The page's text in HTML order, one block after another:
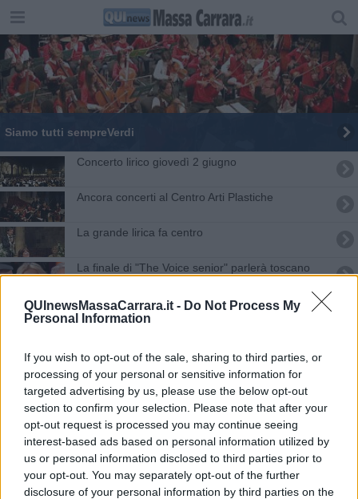
QUInewsMassaCarrara.it - Do Not Process My
Personal Information
If you wish to opt-out of the sale, sharing to third parties, or
processing of your personal or sensitive information for
targeted advertising by us, please use the below opt-out
section to confirm your selection. Please note that after your
opt-out request is processed you may continue seeing
interest-based ads based on personal information utilized by
us or personal information disclosed to third parties prior to
your opt-out. You may separately opt-out of the further
disclosure of your personal information by third parties on the
​Siamo tutti sempreVerdi
​Concerto lirico giovedì 2 giugno
Ancora concerti al Centro Arti Plastiche
La grande lirica fa centro
La finale di "The Voice senior" parlerà toscano
Expo, Bocelli suona il piano di marmo di Carrara
Arte e solidarietà a braccetto nell'asta benefica
Italian Soprano Arias sulle orme della Francigena
Un Guglielmi oltre la prosa
Per il Maggio in piazza via alle prevendite